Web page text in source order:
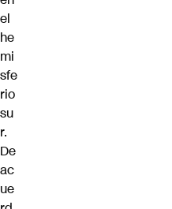
el
he
mi
sfe
rio
su
r.
De
ac
ue